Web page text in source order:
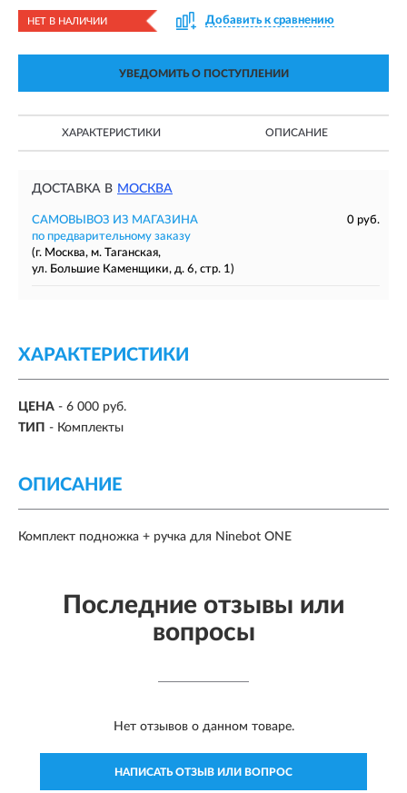
НЕТ В НАЛИЧИИ Добавить к сравнению
УВЕДОМИТЬ О ПОСТУПЛЕНИИ
ХАРАКТЕРИСТИКИ ОПИСАНИЕ
ДОСТАВКА В МОСКВА
САМОВЫВОЗ ИЗ МАГАЗИНА
0 руб.
по предварительному заказу
(г. Москва, м. Таганская,
ул. Большие Каменщики, д. 6, стр. 1)
ХАРАКТЕРИСТИКИ
ЦЕНА - 6 000 руб.
ТИП - Комплекты
ОПИСАНИЕ
Комплект подножка + ручка для Ninebot ONE
Последние отзывы или
вопросы
Нет отзывов о данном товаре.
НАПИСАТЬ ОТЗЫВ ИЛИ ВОПРОС